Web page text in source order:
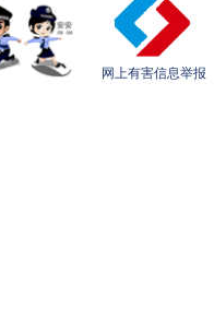
网上有害信息举报